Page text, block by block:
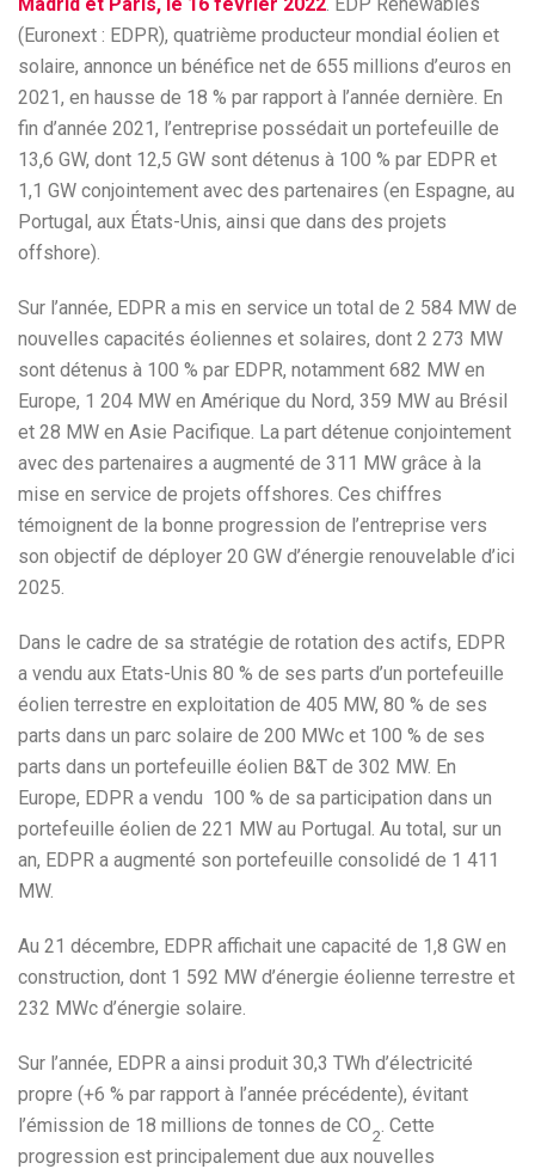
(Euronext : EDPR), quatrième producteur mondial éolien et
solaire, annonce un bénéfice net de 655 millions d’euros en
2021, en hausse de 18 % par rapport à l’année dernière. En
fin d’année 2021, l’entreprise possédait un portefeuille de
13,6 GW, dont 12,5 GW sont détenus à 100 % par EDPR et
1,1 GW conjointement avec des partenaires (en Espagne, au
Portugal, aux États-Unis, ainsi que dans des projets
offshore).
Sur l’année, EDPR a mis en service un total de 2 584 MW de
nouvelles capacités éoliennes et solaires, dont 2 273 MW
sont détenus à 100 % par EDPR, notamment 682 MW en
Europe, 1 204 MW en Amérique du Nord, 359 MW au Brésil
et 28 MW en Asie Pacifique. La part détenue conjointement
avec des partenaires a augmenté de 311 MW grâce à la
mise en service de projets offshores. Ces chiffres
témoignent de la bonne progression de l’entreprise vers
son objectif de déployer 20 GW d’énergie renouvelable d’ici
2025.
Dans le cadre de sa stratégie de rotation des actifs, EDPR
a vendu aux Etats-Unis 80 % de ses parts d’un portefeuille
éolien terrestre en exploitation de 405 MW, 80 % de ses
parts dans un parc solaire de 200 MWc et 100 % de ses
parts dans un portefeuille éolien B&T de 302 MW. En
Europe, EDPR a vendu 100 % de sa participation dans un
portefeuille éolien de 221 MW au Portugal. Au total, sur un
an, EDPR a augmenté son portefeuille consolidé de 1 411
MW.
Au 21 décembre, EDPR affichait une capacité de 1,8 GW en
construction, dont 1 592 MW d’énergie éolienne terrestre et
232 MWc d’énergie solaire.
Sur l’année, EDPR a ainsi produit 30,3 TWh d’électricité
propre (+6 % par rapport à l’année précédente), évitant
l’émission de 18 millions de tonnes de CO2. Cette
progression est principalement due aux nouvelles